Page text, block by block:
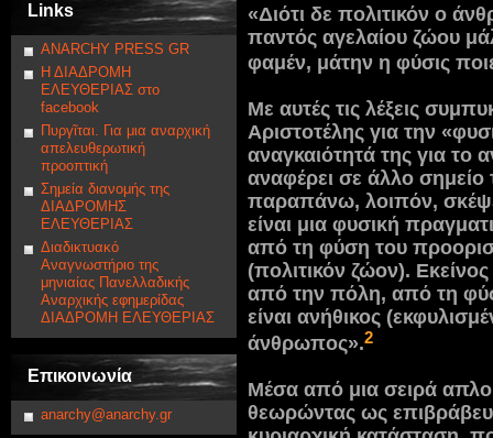
Links
ANARCHY PRESS GR
Η ΔΙΑΔΡΟΜΗ
ΕΛΕΥΘΕΡΙΑΣ στο
facebook
Πυργῖται. Για μια αναρχική
απελευθερωτική
προοπτική
Σημεία διανομής της
ΔΙΑΔΡΟΜΗΣ
ΕΛΕΥΘΕΡΙΑΣ
Διαδικτυακό
Αναγνωστήριο της
μηνιαίας Πανελλαδικής
Αναρχικής εφημερίδας
ΔΙΑΔΡΟΜΗ ΕΛΕΥΘΕΡΙΑΣ
Επικοινωνία
anarchy@anarchy.gr
«Διότι δε πολιτικόν ο
παντός αγελαίου ζώου
φαμέν, μάτην η φύσις
Με αυτές τις λέξεις
Αριστοτέλης για την
αναγκαιότητά της για το
αναφέρει σε άλλο σημείο
παραπάνω, λοιπόν,
είναι μια φυσική
από τη φύση του
(πολιτικόν ζώον).
από την πόλη, από τη
είναι ανήθικος
άνθρωπος».2
Μέσα από μια σειρά
θεωρώντας ως